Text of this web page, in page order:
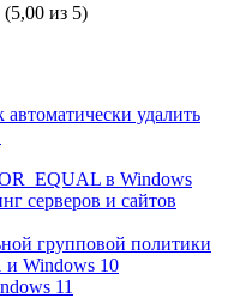
(5,00 из 5)
удалить
в Windows
серверов и сайтов
групповой политики
и Windows 10
11